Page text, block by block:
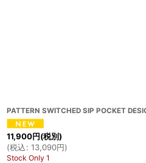
PATTERN SWITCHED SIP POCKET
11,900円(税別)
(税込: 13,090円)
Stock Only 1